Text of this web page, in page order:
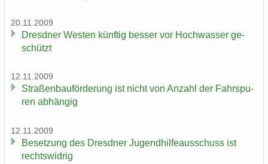
20.11.2009
Dresd­ner Wes­ten künf­tig bes­ser vor Hoch­was­ser ge­
schützt
12.11.2009
Stra­ßen­bau­för­de­rung ist nicht von An­zahl der Fahr­spu­
ren ab­hän­gig
12.11.2009
Be­set­zung des Dresd­ner Ju­gend­hil­fe­aus­schuss ist
rechts­wid­rig